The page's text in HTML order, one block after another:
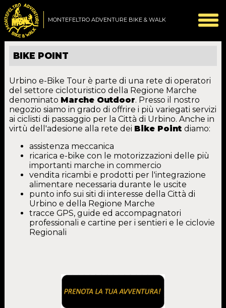
MONTEFELTRO ADVENTURE BIKE & WALK
BIKE POINT
Urbino e-Bike Tour è parte di una rete di operatori
del settore cicloturistico della Regione Marche
denominato Marche Outdoor. Presso il nostro
negozio siamo in grado di offrire i più variegati servizi
ai ciclisti di passaggio per la Città di Urbino. Anche in
virtù dell'adesione alla rete dei Bike Point diamo:
assistenza meccanica
ricarica e-bike con le motorizzazioni delle più
importanti marche in commercio
vendita ricambi e prodotti per l'integrazione
alimentare necessaria durante le uscite
punto info sui siti di interesse della Città di
Urbino e della Regione Marche
tracce GPS, guide ed accompagnatori
professionali e cartine per i sentieri e le ciclovie
Regionali